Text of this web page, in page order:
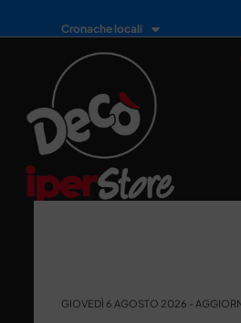
Cronache locali
GIOVEDÌ 6 AGOSTO 2026 -